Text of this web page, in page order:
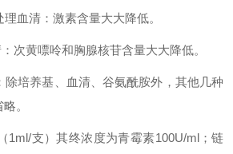
理血清：激素含量大大降低。
次黄嘌呤和胸腺核苷含量大大降低。
除培养基、血清、谷氨酰胺外，其他几种
。
1ml/支）其终浓度为青霉素100U/ml；链